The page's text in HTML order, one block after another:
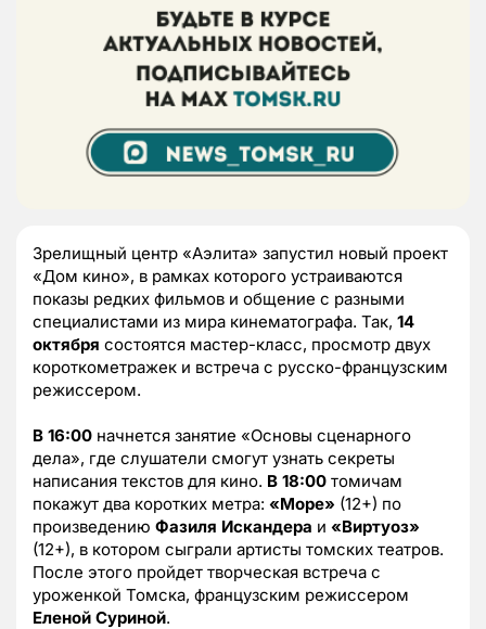
Зрелищный центр «Аэлита» запустил новый проект
«Дом кино», в рамках которого устраиваются
показы редких фильмов и общение с разными
специалистами из мира кинематографа. Так, 14
октября состоятся мастер-класс, просмотр двух
короткометражек и встреча с русско-французским
режиссером.
В 16:00 начнется занятие «Основы сценарного
дела», где слушатели смогут узнать секреты
написания текстов для кино. В 18:00 томичам
покажут два коротких метра: «Море» (12+) по
произведению Фазиля Искандера и «Виртуоз»
(12+), в котором сыграли артисты томских театров.
После этого пройдет творческая встреча с
уроженкой Томска, французским режиссером
Еленой Суриной.